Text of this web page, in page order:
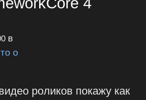
в
о
роликов покажу как